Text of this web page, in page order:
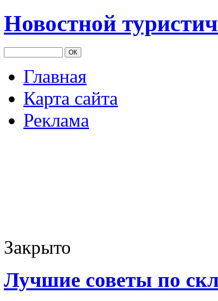
Новостной
Главная
Карта сайта
Реклама
Закрыто
Лучшие советы по